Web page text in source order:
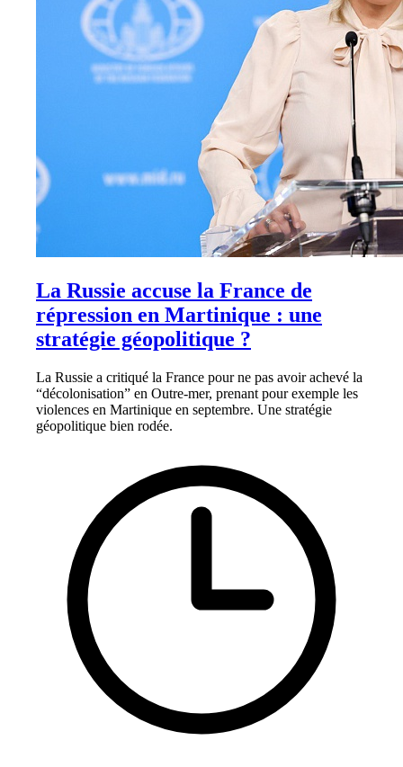
La Russie accuse la France de
répression en Martinique : une
stratégie géopolitique ?
La Russie a critiqué la France pour ne pas avoir achevé la
“décolonisation” en Outre-mer, prenant pour exemple les
violences en Martinique en septembre. Une stratégie
géopolitique bien rodée.